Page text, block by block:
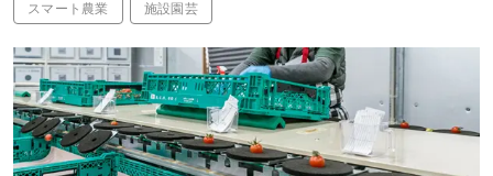
スマート農業 施設園芸